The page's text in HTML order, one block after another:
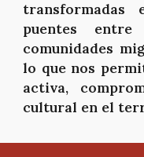
transformadas
puentes
comunidades
lo que nos
activa,
cultural en el